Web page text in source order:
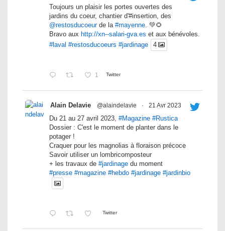
Toujours un plaisir les portes ouvertes des
jardins du coeur, chantier d'#insertion, des
@restosducoeurde la #mayenne. 💚🌻
Bravo aux http://xn--salari-gva.es et aux bénévoles.
#laval #restosducoeurs #jardinage 4
1 Twitter
Alain Delavie @alaindelavie · 21 Avr 2023
Du 21 au 27 avril 2023, #Magazine #Rustica
Dossier : C'est le moment de planter dans le
potager !
Craquer pour les magnolias à floraison précoce
Savoir utiliser un lombricomposteur
+ les travaux de #jardinage du moment
#presse #magazine #hebdo #jardinage #jardinbio
Twitter